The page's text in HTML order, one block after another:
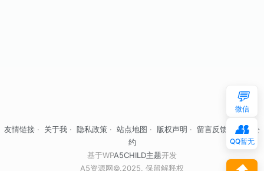
友情链接 · 关于我 · 隐私政策 · 站点地图 · 版权声明 · 留言反馈 ·自律公
约
基于WPA5CHILD主题开发
A5资源网©.2025. 保留解释权
💬
微信
👥
QQ暂无